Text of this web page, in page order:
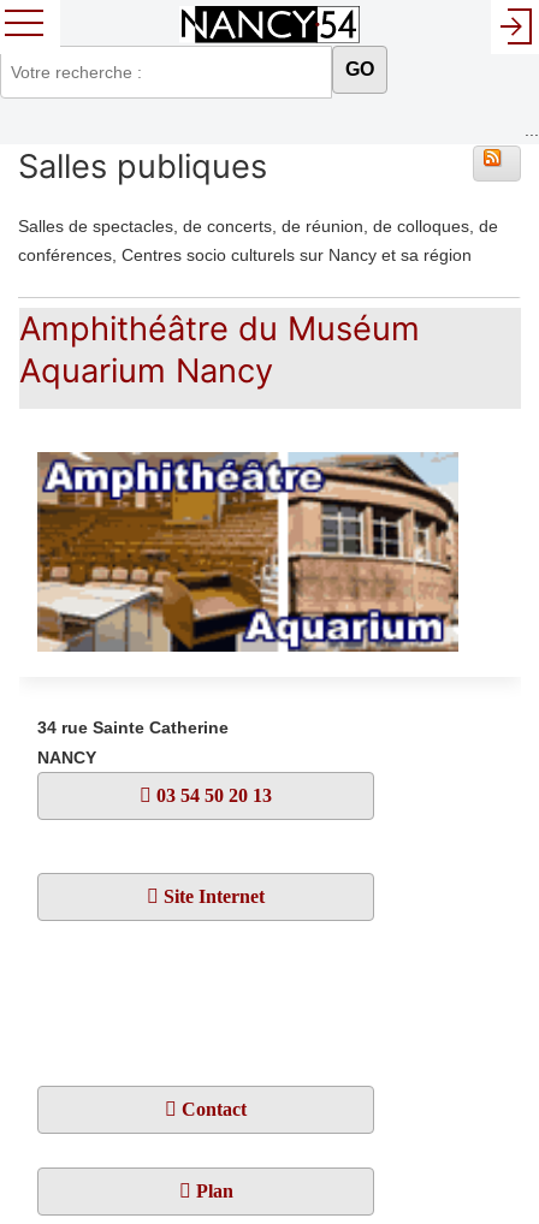
GO
Salles publiques
Salles de spectacles, de concerts, de réunion, de colloques, de
conférences, Centres socio culturels sur Nancy et sa région
Amphithéâtre du Muséum
Aquarium Nancy
34 rue Sainte Catherine
NANCY
03 54 50 20 13
Site Internet
Contact
Plan